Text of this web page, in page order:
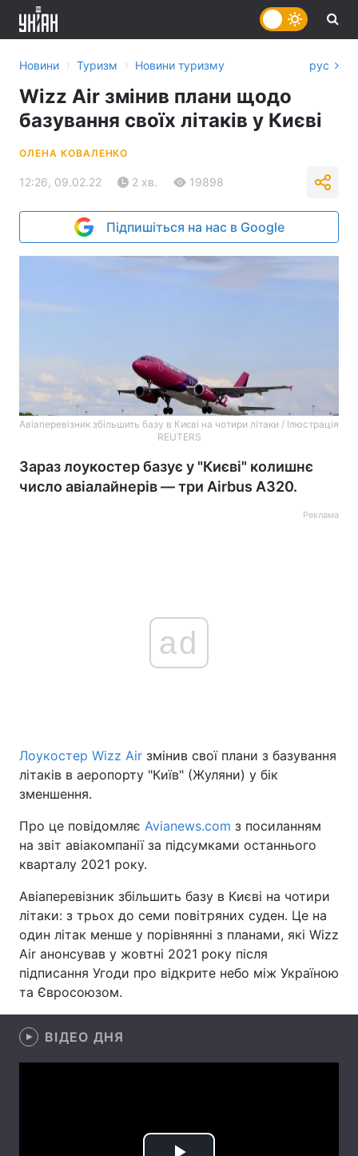
Головна Війна
Економіка Світ
Спорт Наука
Техно і зв'язок Лайт
Зброя Інциденти
Здоров'я
Цікавинки
Екологія Регіони
Новини › Туризм › Новини туризму рус
Wizz Air змінив плани щодо
базування своїх літаків у Києві
ОЛЕНА КОВАЛЕНКО
12:26, 09.02.22 2 хв. 19898
Підпишіться на нас в Google
Авіаперевізник збільшить базу в Києві на чотири літаки / Ілюстрація
REUTERS
Зараз лоукостер базує у "Києві" колишнє
число авіалайнерів — три Airbus A320.
Реклама
ad
Лоукостер Wizz Air змінив свої плани з базування
літаків в аеропорту "Київ" (Жуляни) у бік
зменшення.
Про це повідомляє Avianews.com з посиланням
на звіт авіакомпанії за підсумками останнього
кварталу 2021 року.
Авіаперевізник збільшить базу в Києві на чотири
літаки: з трьох до семи повітряних суден. Це на
один літак менше у порівнянні з планами, які Wizz
Air анонсував у жовтні 2021 року після
підписання Угоди про відкрите небо між Україною
та Євросоюзом.
ВІДЕО ДНЯ